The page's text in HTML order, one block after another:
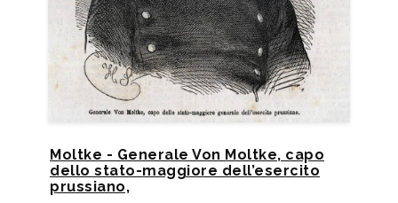
Moltke - Generale Von Moltke, capo
dello stato-maggiore dell’esercito
prussiano,